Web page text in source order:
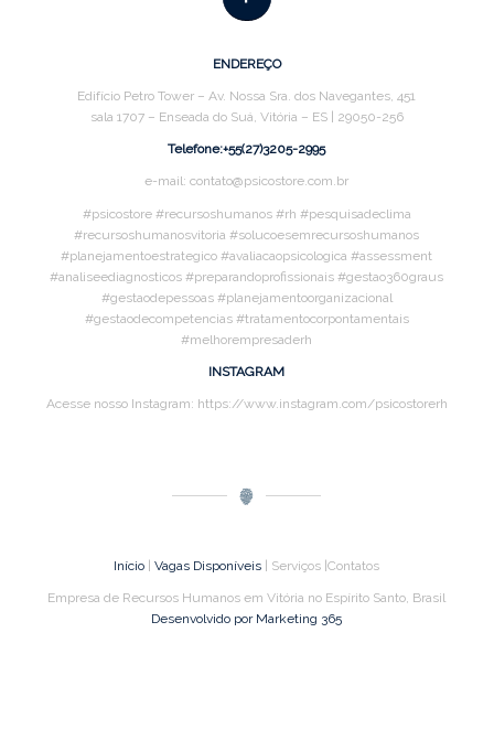
ENDEREÇO
Edifício Petro Tower – Av. Nossa Sra. dos Navegantes, 451
sala 1707 – Enseada do Suá, Vitória – ES | 29050-256
Telefone:+55(27)3205-2995
e-mail: contato@psicostore.com.br
#psicostore #recursoshumanos #rh #pesquisadeclima
#recursoshumanosvitoria #solucoesemrecursoshumanos
#planejamentoestrategico #avaliacaopsicologica #assessment
#analiseediagnosticos #preparandoprofissionais #gestao360graus
#gestaodepessoas #planejamentoorganizacional
#gestaodecompetencias #tratamentocorpontamentais
#melhorempresaderh
INSTAGRAM
Acesse nosso Instagram: https://www.instagram.com/psicostorerh
Início |Vagas Disponíveis | Serviços |Contatos
Empresa de Recursos Humanos em Vitória no Espírito Santo, Brasil
Desenvolvido por Marketing 365